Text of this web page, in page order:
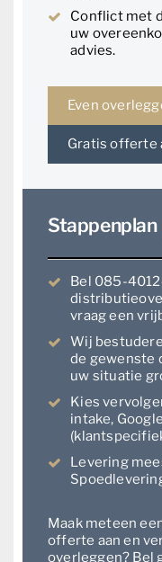
Conflict met
uw
advies.
Even
Gratis offerte
Stappenplan
Bel 085-
vraag een
Wij
de gewenste
uw situatie
Kies
intake,
Levering
Maak meteen
offerte aan en
overleggen? Bel